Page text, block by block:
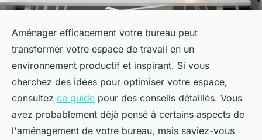
Aménager efficacement votre bureau peut
transformer votre espace de travail en un
environnement productif et inspirant. Si vous
cherchez des idées pour optimiser votre espace,
consultez ce guide pour des conseils détaillés. Vous
avez probablement déjà pensé à certains aspects de
l'aménagement de votre bureau, mais saviez-vous